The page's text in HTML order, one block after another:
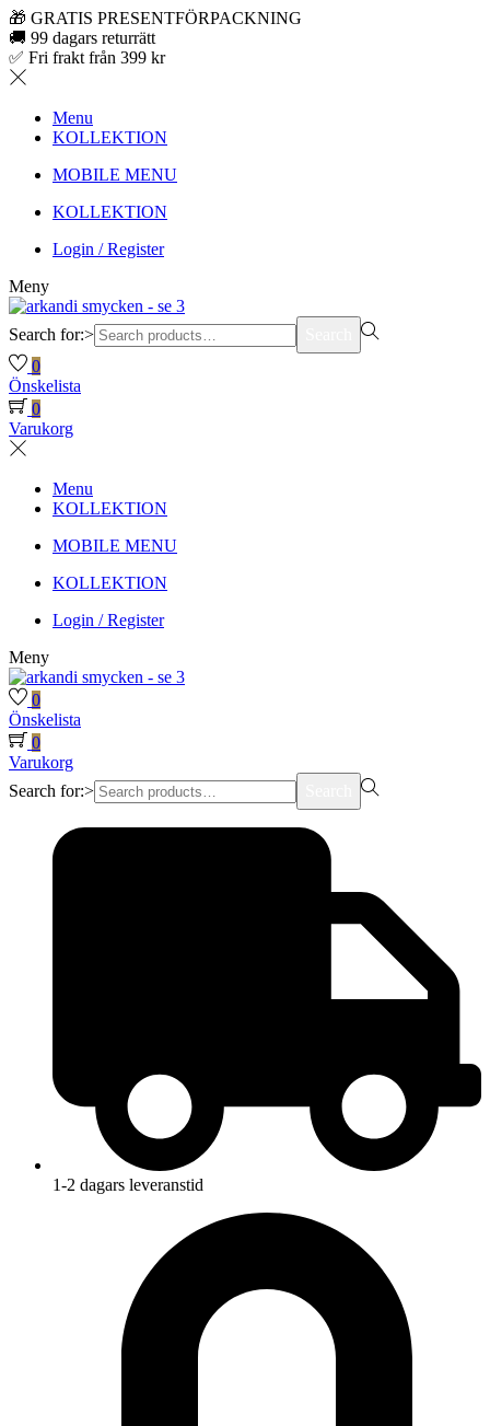
🎁 GRATIS PRESENTFÖRPACKNING
🚚 99 dagars returrätt
✅ Fri frakt från 399 kr
Menu
KOLLEKTION
MOBILE MENU
KOLLEKTION
Login / Register
Meny
Search for:>
0
Önskelista
0
Varukorg
Menu
KOLLEKTION
MOBILE MENU
KOLLEKTION
Login / Register
Meny
0
Önskelista
0
Varukorg
Search for:>
1-2 dagars leveranstid